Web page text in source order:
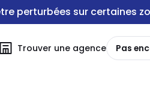
perturbées sur certaines
Trouver une agence Pas